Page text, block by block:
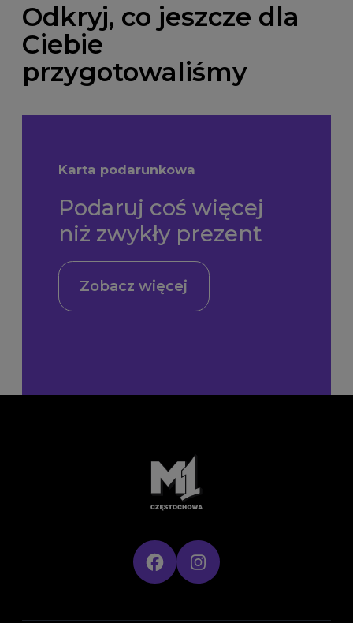
Odkryj, co jeszcze dla
Ciebie
przygotowaliśmy
Karta podarunkowa
Podaruj coś więcej
niż zwykły prezent
Zobacz więcej